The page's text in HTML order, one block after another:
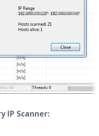
IP Scanner: